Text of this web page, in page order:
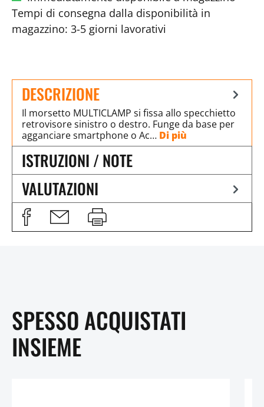
Tempi di consegna dalla disponibilità in
magazzino: 3-5 giorni lavorativi
DESCRIZIONE
Il morsetto MULTICLAMP si fissa allo specchietto
retrovisore sinistro o destro. Funge da base per
agganciare smartphone o Ac… Di più
ISTRUZIONI / NOTE
VALUTAZIONI
SPESSO ACQUISTATI
INSIEME